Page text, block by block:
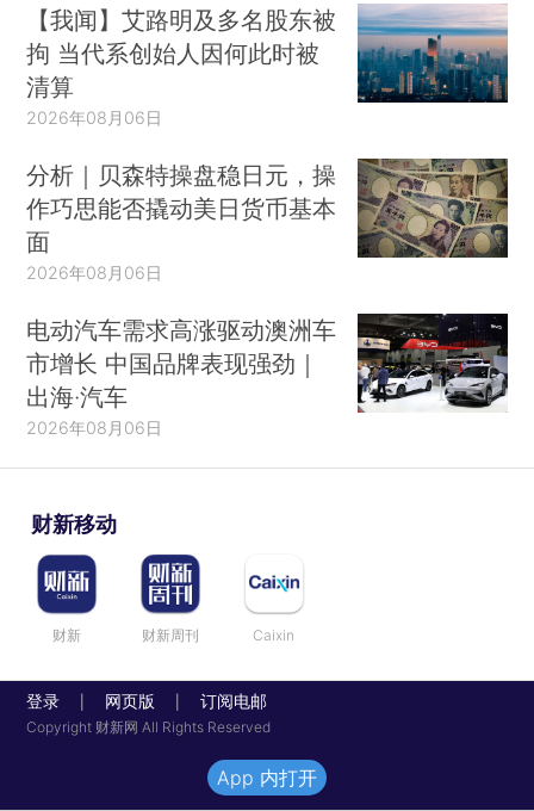
【我闻】艾路明及多名股东被
拘 当代系创始人因何此时被
清算
2026年08月06日
分析｜贝森特操盘稳日元，操
作巧思能否撬动美日货币基本
面
2026年08月06日
电动汽车需求高涨驱动澳洲车
市增长 中国品牌表现强劲｜
出海·汽车
2026年08月06日
财新移动
财新 财新周刊 Caixin
登录 网页版 订阅电邮
Copyright 财新网 All Rights Reserved
App 内打开